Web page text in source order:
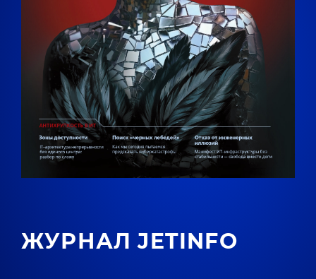
ЖУРНАЛ JETINFO